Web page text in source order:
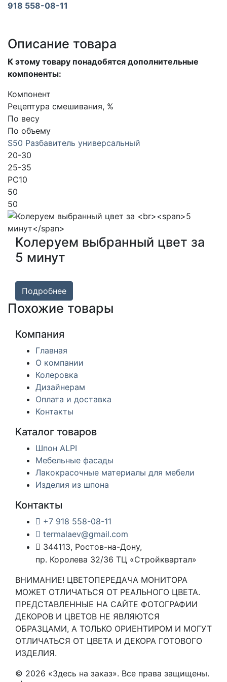
918 558-08-11
Описание товара
К этому товару понадобятся дополнительные
компоненты:
Компонент
Рецептура смешивания, %
По весу
По объему
S50 Разбавитель универсальный
20-30
25-35
PC10
50
50
Колеруем выбранный цвет за
5 минут
Подробнее
Похожие товары
Компания
Главная
О компании
Колеровка
Дизайнерам
Оплата и доставка
Контакты
Каталог товаров
Шпон ALPI
Мебельные фасады
Лакокрасочные материалы для мебели
Изделия из шпона
Контакты
+7 918 558-08-11
termalaev@gmail.com
344113, Ростов-на-Дону,
пр. Королева 32/36 ТЦ «Стройквартал»
ВНИМАНИЕ! ЦВЕТОПЕРЕДАЧА МОНИТОРА
МОЖЕТ ОТЛИЧАТЬСЯ ОТ РЕАЛЬНОГО ЦВЕТА.
ПРЕДСТАВЛЕННЫЕ НА САЙТЕ ФОТОГРАФИИ
ДЕКОРОВ И ЦВЕТОВ НЕ ЯВЛЯЮТСЯ
ОБРАЗЦАМИ, А ТОЛЬКО ОРИЕНТИРОМ И МОГУТ
ОТЛИЧАТЬСЯ ОТ ЦВЕТА И ДЕКОРА ГОТОВОГО
ИЗДЕЛИЯ.
© 2026 «Здесь на заказ». Все права защищены.